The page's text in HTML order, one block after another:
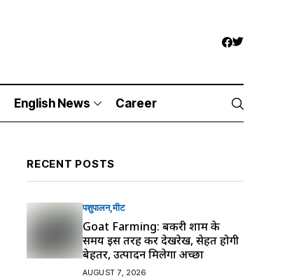
English News Career
RECENT POSTS
पशुपालन मीट
Goat Farming: बकरी शाम के
समय इस तरह करें देखरेख, सेहत होगी
बेहतर, उत्पादन मिलेगा अच्छा
AUGUST 7, 2026